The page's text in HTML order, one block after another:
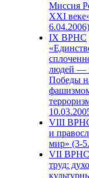
Миссия
XXI
6.04.2006)
IX ВРНС
людей —
Победы
VIII
и
мир» (3-
VII ВРНС
труд: